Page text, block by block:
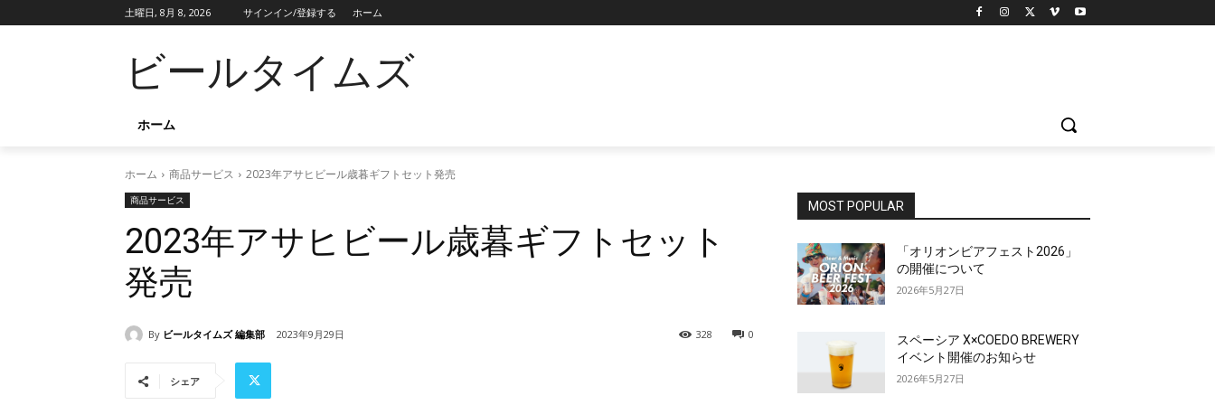
土曜日, 8月 8, 2026 サインイン/登録する ホーム
ビールタイムズ
ホーム
ホーム 商品サービス 2023年アサヒビール歳暮ギフトセット発売
商品サービス
2023年アサヒビール歳暮ギフトセット
発売
By ビールタイムズ 編集部 2023年9月29日 0
328
シェア
MOST POPULAR
「オリオンビアフェスト2026」
の開催について
2026年5月27日
スペーシア X×COEDO BREWERY
イベント開催のお知らせ
2026年5月27日